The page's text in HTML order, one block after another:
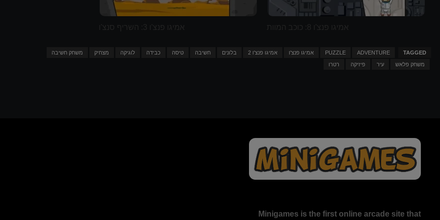
TAGGED
ADVENTURE
PUZZLE אמיגו פנצ'ו אמיגו פנצ'ו 2 בלונים חשיבה טיסה כבידה לוגיקה מצחיק
משחק חשיבה
משחק פלאש
עיר פיזיקה רטרו
Minigames is the first online arcade site that